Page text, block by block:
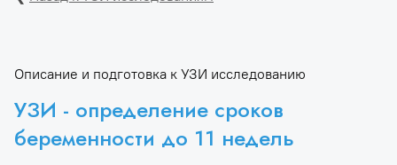
СМАД
и лаб. исследования
капельницы
Специалисты УЗИ
Перечень УЗИ
С
Описание и подготовка к УЗИ исследованию
УЗИ - определение сроков
беременности до 11 недель